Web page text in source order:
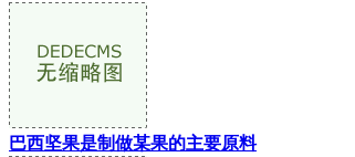
巴西坚果是制做某果的主要原料